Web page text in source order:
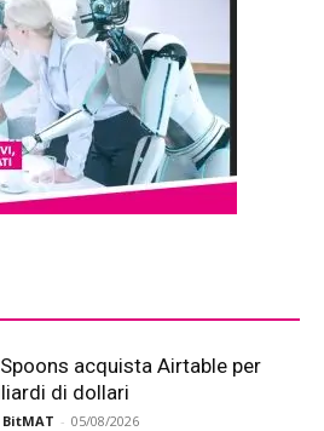
acquista Airtable per
di dollari
- 05/08/2026